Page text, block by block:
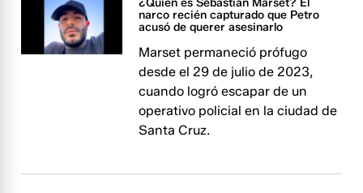
¿Quién es Sebastián Marset? El
narco recién capturado que Petro
acusó de querer asesinarlo
Marset permaneció prófugo
desde el 29 de julio de 2023,
cuando logró escapar de un
operativo policial en la ciudad de
Santa Cruz.